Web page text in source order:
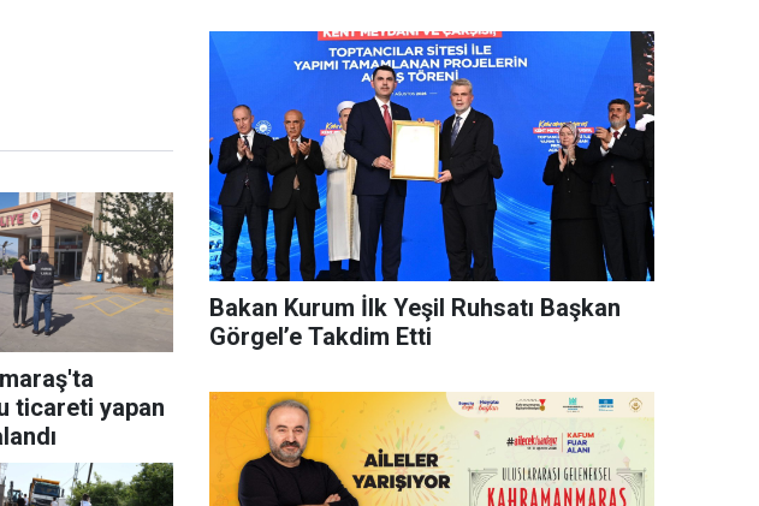
ticareti yapan
Bakan Kurum İlk Yeşil Ruhsatı Başkan
Görgel’e Takdim Etti